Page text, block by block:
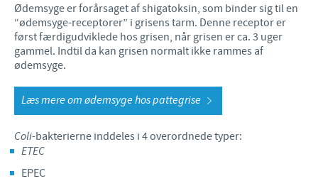
Ødemsyge er forårsaget af shigatoksin, som binder sig til en
“ødemsyge-receptorer” i grisens tarm. Denne receptor er
først færdigudviklede hos grisen, når grisen er ca. 3 uger
gammel. Indtil da kan grisen normalt ikke rammes af
ødemsyge.
Læs mere om ødemsyge hos pattegrise
Coli-bakterierne inddeles i 4 overordnede typer:
ETEC
EPEC